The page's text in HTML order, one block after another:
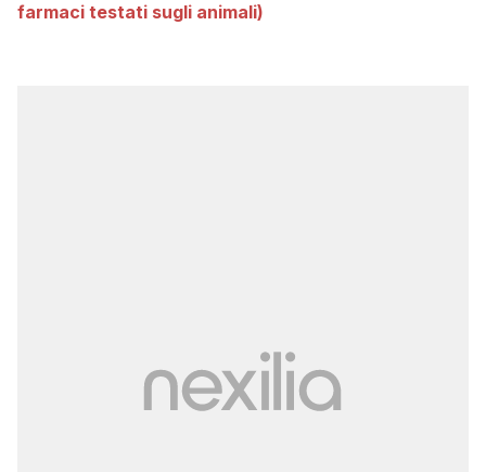
farmaci testati sugli animali)